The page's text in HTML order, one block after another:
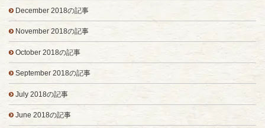
December 2018の記事
November 2018の記事
October 2018の記事
September 2018の記事
July 2018の記事
June 2018の記事